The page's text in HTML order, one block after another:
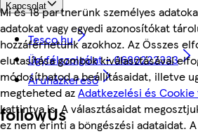
Mi és 18 partnerünk személyes
adatokat vagy egyedi azonosítókat
hozzáférhetünk azokhoz. Az Összes
elutasítása gombok kiválasztásával
módosíthatod a beállításaidat, illetve
megteheted azAdatkezelési és
kattintva is. A választásaidat
ez nem érinti a böngészési adataidat.
Kapcsolat
Tesco.hu
Ügyfélszolgálat - 0680222333
Áruházkereső
followUs